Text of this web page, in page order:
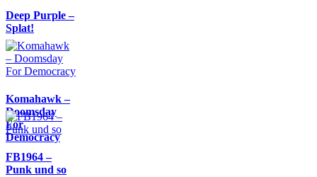
Deep Purple –
Splat!
Komahawk –
Doomsday
For
Democracy
FB1964 –
Punk und so